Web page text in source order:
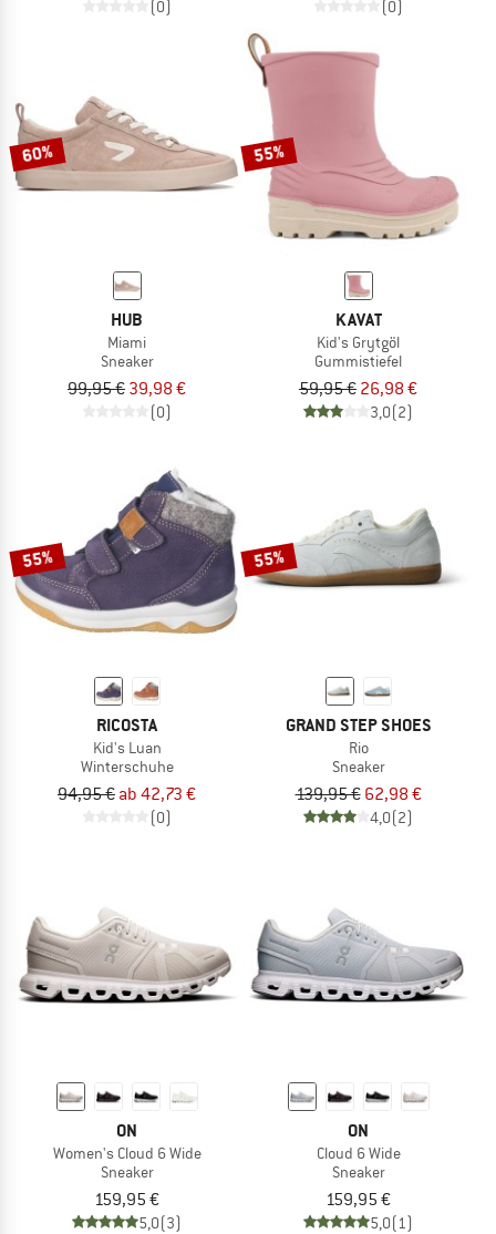
(0) (0)
60%
HUB
Miami
Sneaker
99,95 € 39,98 €
(0)
55%
KAVAT
Kid's Grytgöl
Gummistiefel
59,95 € 26,98 €
3,0(2)
55%
RICOSTA
Kid's Luan
Winterschuhe
94,95 € ab 42,73 €
(0)
55%
GRAND STEP SHOES
Rio
Sneaker
139,95 € 62,98 €
4,0(2)
ON
Women's Cloud 6 Wide
Sneaker
159,95 €
5,0(3)
ON
Cloud 6 Wide
Sneaker
159,95 €
5,0(1)